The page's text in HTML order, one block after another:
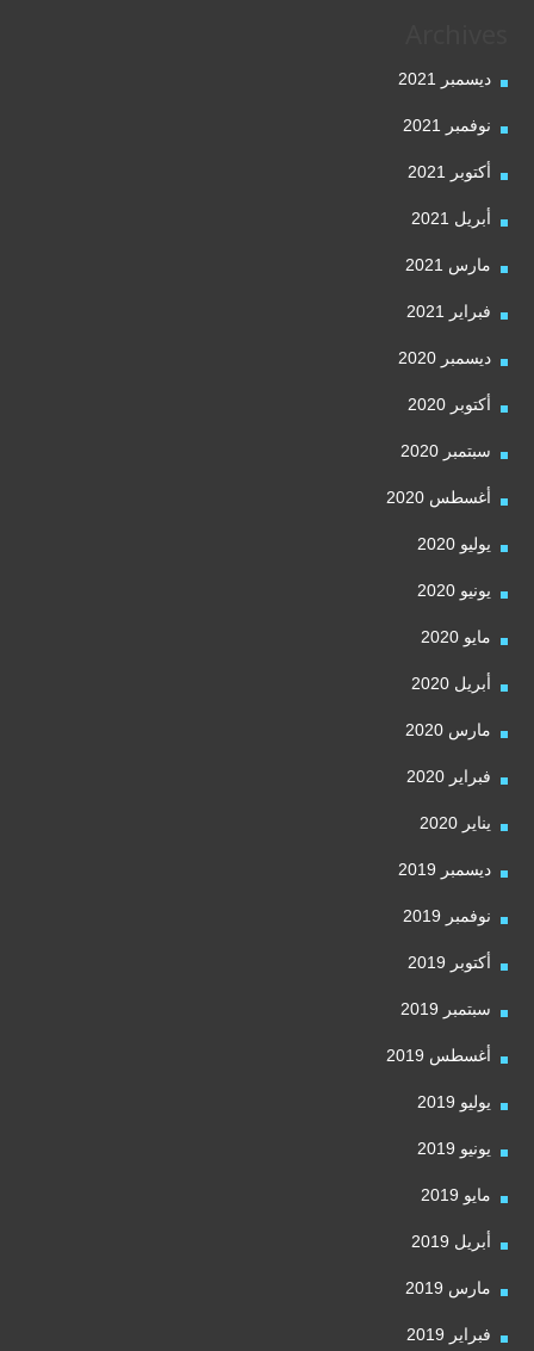
ديسمبر 2021
نوفمبر 2021
أكتوبر 2021
أبريل 2021
مارس 2021
فبراير 2021
ديسمبر 2020
أكتوبر 2020
سبتمبر 2020
أغسطس 2020
يوليو 2020
يونيو 2020
مايو 2020
أبريل 2020
مارس 2020
فبراير 2020
يناير 2020
ديسمبر 2019
نوفمبر 2019
أكتوبر 2019
سبتمبر 2019
أغسطس 2019
يوليو 2019
يونيو 2019
مايو 2019
أبريل 2019
مارس 2019
فبراير 2019